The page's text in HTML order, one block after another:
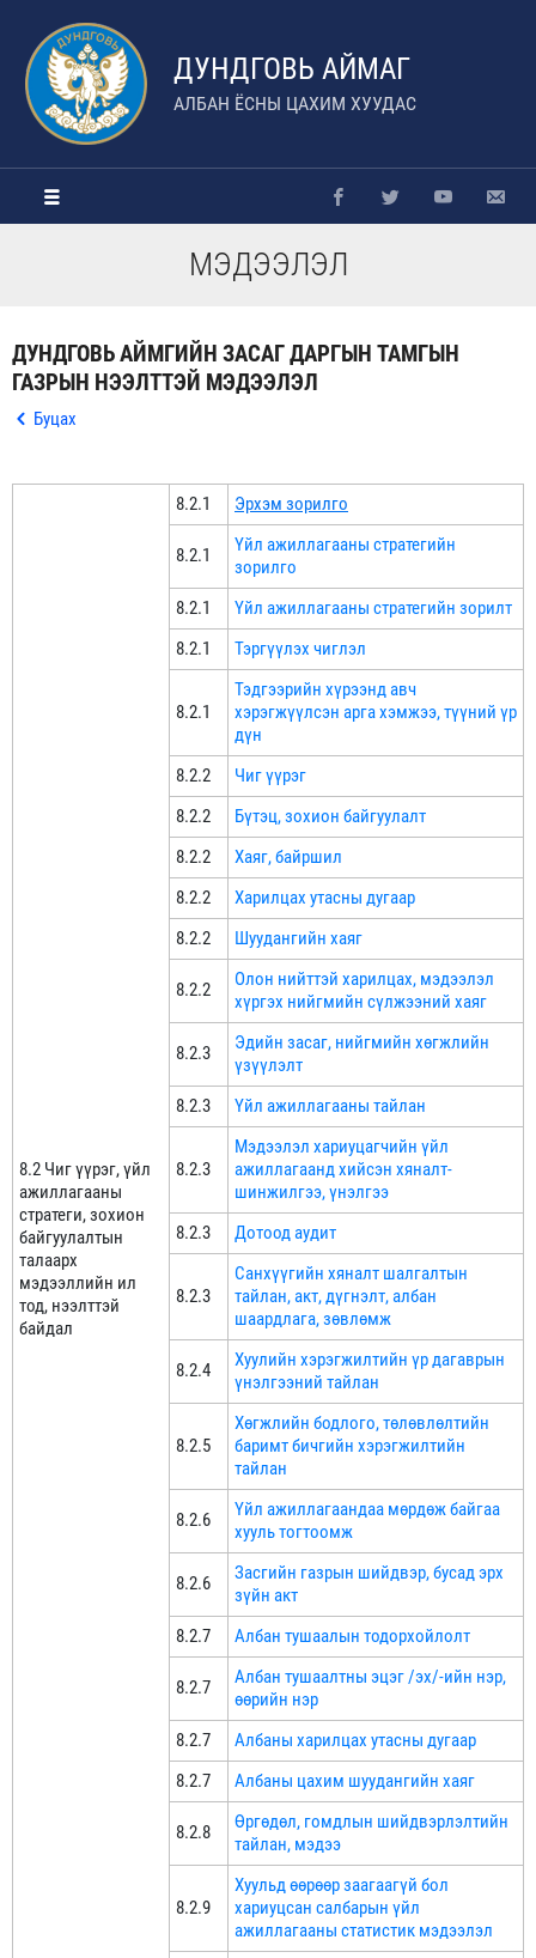
ДУНДГОВЬ АЙМАГ
АЛБАН ЁСНЫ ЦАХИМ ХУУДАС
МЭДЭЭЛЭЛ
ДУНДГОВЬ АЙМГИЙН ЗАСАГ ДАРГЫН ТАМГЫН
ГАЗРЫН НЭЭЛТТЭЙ МЭДЭЭЛЭЛ
Буцах
8.2 Чиг үүрэг, үйл
ажиллагааны
стратеги, зохион
байгуулалтын
талаарх
мэдээллийн ил
тод, нээлттэй
байдал
8.2.1 Эрхэм зорилго
8.2.1
Үйл ажиллагааны стратегийн
зорилго
8.2.1
Үйл ажиллагааны стратегийн зорилт
8.2.1
Тэргүүлэх чиглэл
8.2.1
Тэдгээрийн хүрээнд авч
хэрэгжүүлсэн арга хэмжээ, түүний үр
дүн
8.2.2
Чиг үүрэг
8.2.2
Бүтэц, зохион байгуулалт
8.2.2
Хаяг, байршил
8.2.2
Харилцах утасны дугаар
8.2.2
Шуудангийн хаяг
8.2.2
Олон нийттэй харилцах, мэдээлэл
хүргэх нийгмийн сүлжээний хаяг
8.2.3
Эдийн засаг, нийгмийн хөгжлийн
үзүүлэлт
8.2.3
Үйл ажиллагааны тайлан
8.2.3
Мэдээлэл хариуцагчийн үйл
ажиллагаанд хийсэн хяналт-
шинжилгээ, үнэлгээ
8.2.3
Дотоод аудит
8.2.3
Санхүүгийн хяналт шалгалтын
тайлан, акт, дүгнэлт, албан
шаардлага, зөвлөмж
8.2.4
Хуулийн хэрэгжилтийн үр дагаврын
үнэлгээний тайлан
8.2.5
Хөгжлийн бодлого, төлөвлөлтийн
баримт бичгийн хэрэгжилтийн
тайлан
8.2.6
Үйл ажиллагаандаа мөрдөж байгаа
хууль тогтоомж
8.2.6
Засгийн газрын шийдвэр, бусад эрх
зүйн акт
8.2.7
Албан тушаалын тодорхойлолт
8.2.7
Албан тушаалтны эцэг /эх/-ийн нэр,
өөрийн нэр
8.2.7
Албаны харилцах утасны дугаар
8.2.7
Албаны цахим шуудангийн хаяг
8.2.8
Өргөдөл, гомдлын шийдвэрлэлтийн
тайлан, мэдээ
8.2.9
Хуульд өөрөөр заагаагүй бол
хариуцсан салбарын үйл
ажиллагааны статистик мэдээлэл